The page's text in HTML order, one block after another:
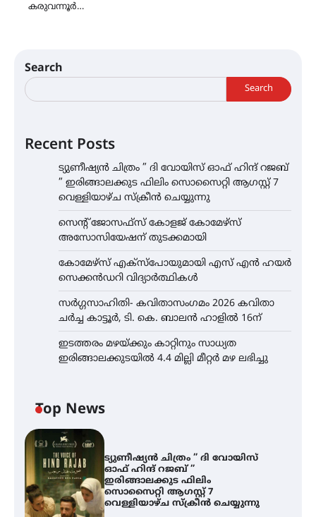
കരുവന്നൂർ…
Search
Search
Recent Posts
ട്യുണീഷ്യൻ ചിത്രം ” ദി വോയിസ് ഓഫ് ഹിന്ദ് റജബ്
” ഇരിങ്ങാലക്കുട ഫിലിം സൊസൈറ്റി ആഗസ്റ്റ് 7
വെള്ളിയാഴ്ച സ്‌ക്രീൻ ചെയ്യുന്നു
സെന്റ് ജോസഫ്സ് കോളജ് കോമേഴ്‌സ്
അസോസിയേഷന് തുടക്കമായി
കോമേഴ്സ് എക്സ്പോയുമായി എസ് എൻ ഹയർ
സെക്കൻഡറി വിദ്യാർത്ഥികൾ
സർഗ്ഗസാഹിതി- കവിതാസംഗമം 2026 കവിതാ
ചർച്ച കാട്ടൂർ, ടി. കെ. ബാലൻ ഹാളിൽ 16ന്
ഇടത്തരം മഴയ്ക്കും കാറ്റിനും സാധ്യത
ഇരിങ്ങാലക്കുടയിൽ 4.4 മില്ലി മീറ്റർ മഴ ലഭിച്ചു
Top News
ട്യുണീഷ്യൻ ചിത്രം ” ദി വോയിസ്
ഓഫ് ഹിന്ദ് റജബ് ”
ഇരിങ്ങാലക്കുട ഫിലിം
സൊസൈറ്റി ആഗസ്റ്റ് 7
വെള്ളിയാഴ്ച സ്‌ക്രീൻ ചെയ്യുന്നു